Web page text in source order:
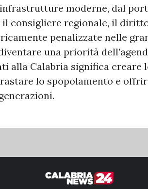
moderne, dal
il consigliere regionale, il
penalizzate nelle
una priorità
alla Calabria significa creare
lo spopolamento e